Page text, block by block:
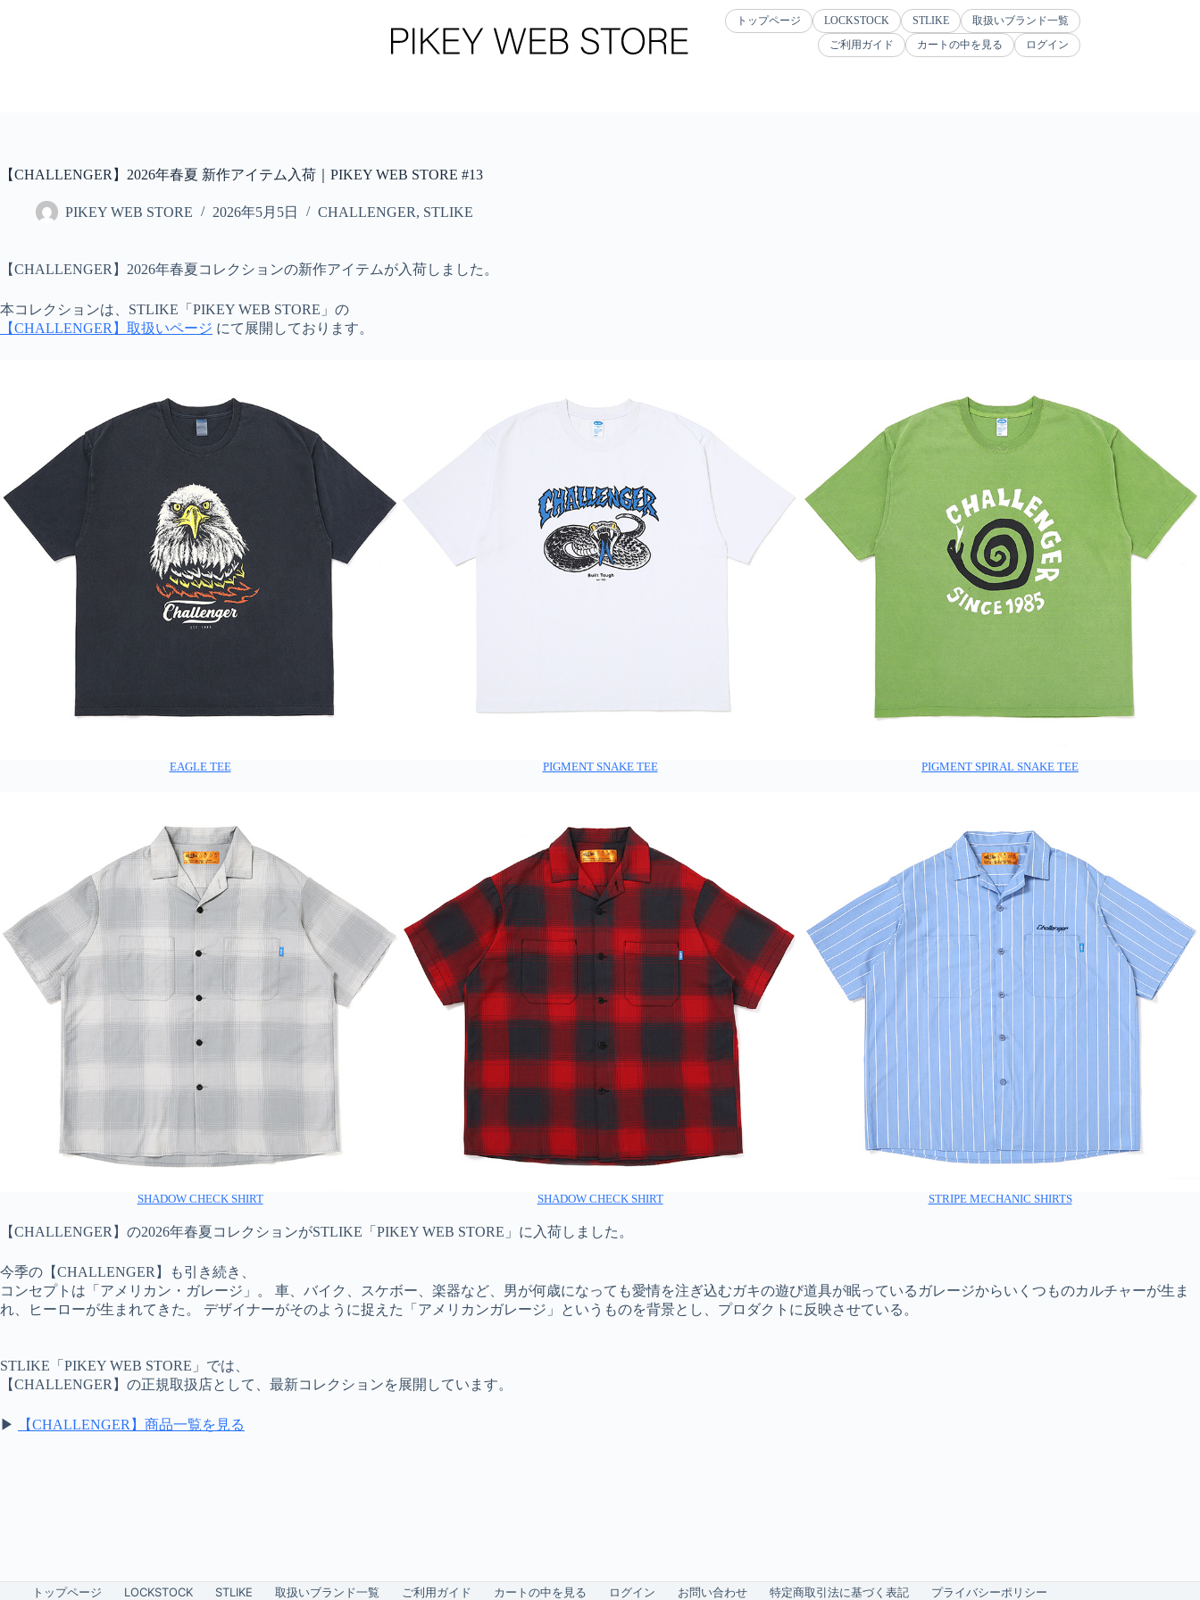
プ
トップページ LOCKSTOCK STLIKE
取扱いブランド一覧
ご利用ガイド
カートの中を見る ログイン
【CHALLENGER】2026年春夏 新作アイテム入荷｜PIKEY WEB STORE #13
PIKEY WEB STORE 2026年5月5日 CHALLENGER, STLIKE
【CHALLENGER】2026年春夏コレクションの新作アイテムが入荷しました。
本コレクションは、STLIKE「PIKEY WEB STORE」の
【CHALLENGER】取扱いページ にて展開しております。
EAGLE TEE PIGMENT SNAKE TEE PIGMENT SPIRAL SNAKE TEE
SHADOW CHECK SHIRT SHADOW CHECK SHIRT STRIPE MECHANIC SHIRTS
【CHALLENGER】の2026年春夏コレクションがSTLIKE「PIKEY WEB STORE」に入荷しました。
今季の【CHALLENGER】も引き続き、
コンセプトは「アメリカン・ガレージ」。 車、バイク、スケボー、楽器など、男が何歳になっても愛情を注ぎ込むガキの遊び道具が眠っているガレージからいくつものカルチャーが生ま
れ、ヒーローが生まれてきた。 デザイナーがそのように捉えた「アメリカンガレージ」というものを背景とし、プロダクトに反映させている。
STLIKE「PIKEY WEB STORE」では、
【CHALLENGER】の正規取扱店として、最新コレクションを展開しています。
▶ 【CHALLENGER】商品一覧を見る
トップページ LOCKSTOCK STLIKE 取扱いブランド一覧 ご利用ガイド カートの中を見る ログイン お問い合わせ 特定商取引法に基づく表記 プライバシーポリシー